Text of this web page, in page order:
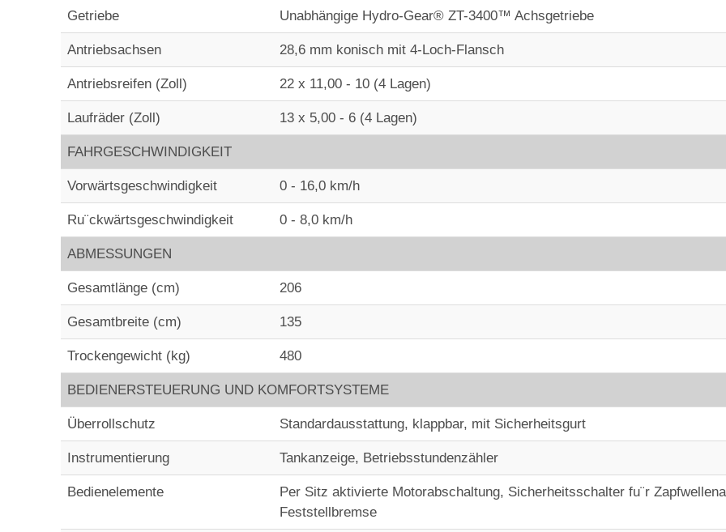
Getriebe Unabhängige Hydro-Gear® ZT-3400™ Achsgetriebe
Antriebsachsen 28,6 mm konisch mit 4-Loch-Flansch
Antriebsreifen (Zoll) 22 x 11,00 - 10 (4 Lagen)
Laufräder (Zoll) 13 x 5,00 - 6 (4 Lagen)
FAHRGESCHWINDIGKEIT
Vorwärtsgeschwindigkeit 0 - 16,0 km/h
Ru¨ckwärtsgeschwindigkeit 0 - 8,0 km/h
ABMESSUNGEN
Gesamtlänge (cm) 206
Gesamtbreite (cm) 135
Trockengewicht (kg) 480
BEDIENERSTEUERUNG UND KOMFORTSYSTEME
Überrollschutz Standardausstattung, klappbar, mit Sicherheitsgurt
Instrumentierung Tankanzeige, Betriebsstundenzähler
Bedienelemente
Per Sitz aktivierte Motorabschaltung, Sicherheitsschalter fu¨r
Feststellbremse